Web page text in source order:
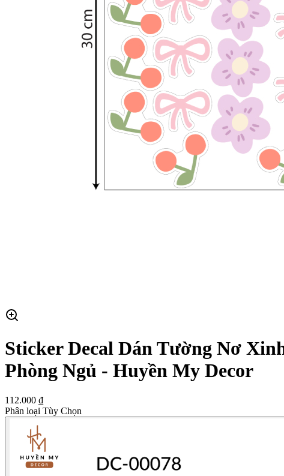
Sticker Decal Dán Tường Nơ
Phòng Ngủ - Huyền My Decor
112.000 ₫
Phân loại Tùy Chọn